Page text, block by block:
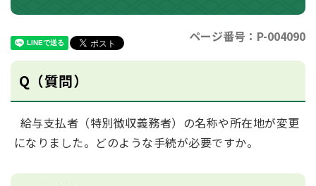
ページ番号：P-004090
Q（質問）
給与支払者（特別徴収義務者）の名称や所在地が変更
になりました。どのような手続が必要ですか。